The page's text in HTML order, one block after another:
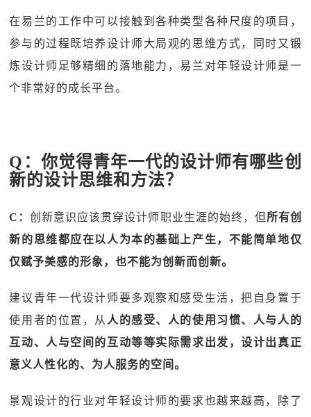
在易兰的工作中可以接触到各种类型各种尺度的项目，
参与的过程既培养设计师大局观的思维方式，同时又锻
炼设计师足够精细的落地能力，易兰对年轻设计师是一
个非常好的成长平台。
Q：你觉得青年一代的设计师有哪些创
新的设计思维和方法？
C：创新意识应该贯穿设计师职业生涯的始终，但 所有创
新的思维都应在以人为本的基础上产生，不能简单地仅
仅赋予美感的形象，也不能为创新而创新。
建议青年一代设计师要多观察和感受生活，把自身置于
使用者的位置，从 人的感受、人的使用习惯、人与人的
互动、人与空间的互动等等实际需求出发，设计出真正
意义人性化的、为人服务的空间。
景观设计的行业对年轻设计师的要求也越来越高，除了